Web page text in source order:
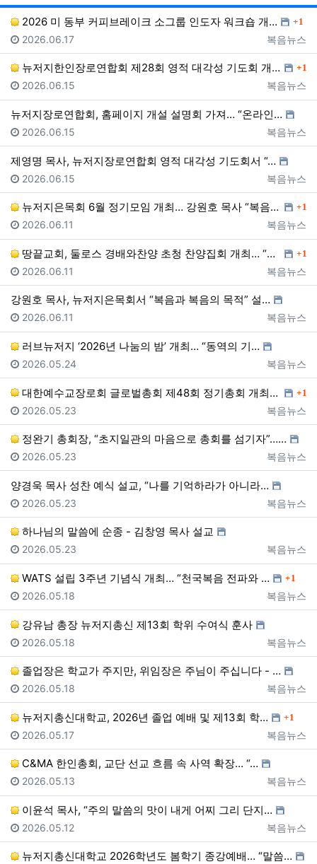
게
2026 미 동부 커피브레이크 소그룹 인도자 워크숍 개…
댓글
1
등록자
복음뉴스
등록일
2026.06.17
뉴저지한인장로연합회 제28회 영적 대각성 기도회 개최…… 댓글
1
등록자
복음뉴스
등록일
2026.06.15
뉴저지장로연합회, 홈페이지 개설 설명회 가져… “온라인…
등록자
복음뉴스
등록일
2026.06.15
제영명 목사, 뉴저지장로연합회 영적 대각성 기도회서 “…
등록자
복음뉴스
등록일
2026.06.15
뉴저지은목회 6월 정기모임 개최… 강원호 목사 “복음은… 댓글
1
등록자
복음뉴스
등록일
2026.06.11
땅끝교회, 둘로스 경배와찬양 초청 찬양집회 개최… “한… 댓글
1
등록자
복음뉴스
등록일
2026.06.11
강원호 목사, 뉴저지은목회서 “복음과 복음의 목적” 설…
등록자
복음뉴스
등록일
2026.06.11
러브뉴저지 ‘2026년 나눔의 밤’ 개최… “동역의 기…
등록자
복음뉴스
등록일
2026.05.24
대한예수교장로회 글로벌총회 제48회 정기총회 개최… “… 댓글
1
등록자
복음뉴스
등록일
2026.05.23
정완기 총회장, “초지일관의 마음으로 총회를 섬기자”……
등록자
복음뉴스
등록일
2026.05.23
양경욱 목사 성찬 예식 설교, “나를 기억하라가 아니라…
등록자
복음뉴스
등록일
2026.05.23
하나님의 말씀에 순종 - 김창영 목사 설교
등록자
복음뉴스
등록일
2026.05.23
WATS 설립 3주년 기념식 개최… “천국복음 전파와 … 댓글
1
등록자
복음뉴스
등록일
2026.05.18
강유남 총장 뉴저지총신 제13회 학위 수여식 훈사
등록자
복음뉴스
등록일
2026.05.18
졸업장은 학교가 주지만, 위임장은 주님이 주십니다 - …
등록자
복음뉴스
등록일
2026.05.18
뉴저지총신대학교, 2026년 졸업 예배 및 제13회 학… 댓글
1
등록자
복음뉴스
등록일
2026.05.17
C&MA 한인총회, 교단 선교 흐름 속 사역 확장… “…
등록자
복음뉴스
등록일
2026.05.13
이윤석 목사, “주의 말씀의 맛이 내게 어찌 그리 단지…
등록자
복음뉴스
등록일
2026.05.12
뉴저지총신대학교 2026학년도 봄학기 종강예배… “말씀…